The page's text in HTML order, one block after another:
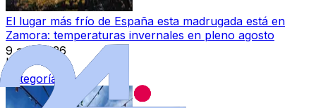
El lugar más frío de España esta madrugada está en
Zamora: temperaturas invernales en pleno agosto
9 ago 2026
|
Categoría:
Local